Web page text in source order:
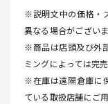
※説明文中の価格・
異なる場合がございま
※商品は店頭及び外
ミングによっては完
※在庫は遠隔倉庫に
ている取扱店舗にご